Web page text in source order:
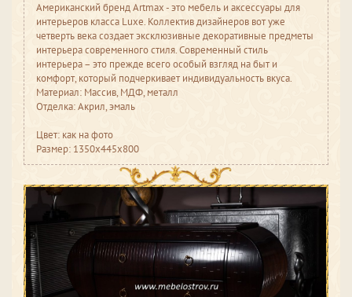
Американский бренд Artmax - это мебель и аксессуары для
интерьеров класса Luxe. Коллектив дизайнеров вот уже
четверть века создает эксклюзивные декоративные предметы
интерьера современного стиля. Современный стиль
интерьера – это прежде всего особый взгляд на быт и
комфорт, который подчеркивает индивидуальность вкуса.
Материал: Массив, МДФ, металл
Отделка: Акрил, эмаль
Цвет: как на фото
Размер: 1350x445x800